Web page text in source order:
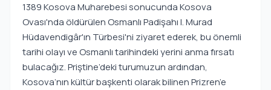
1389 Kosova Muharebesi sonucunda Kosova
Ovası'nda öldürülen Osmanlı Padişahı I. Murad
Hüdavendigâr'ın Türbesi'ni ziyaret ederek, bu önemli
tarihi olayı ve Osmanlı tarihindeki yerini anma fırsatı
bulacağız. Priştine’deki turumuzun ardından,
Kosova’nın kültür başkenti olarak bilinen Prizren’e